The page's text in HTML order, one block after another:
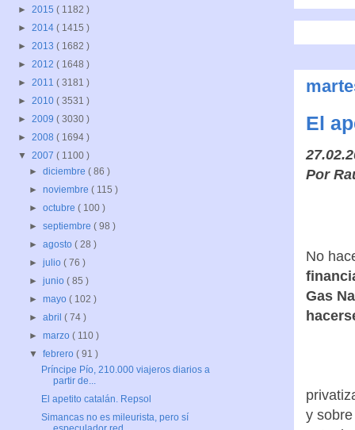
El
Por
No
Gas
y
► 2015 ( 1182 )
► 2014 ( 1415 )
► 2013 ( 1682 )
► 2012 ( 1648 )
► 2011 ( 3181 )
► 2010 ( 3531 )
► 2009 ( 3030 )
► 2008 ( 1694 )
▼ 2007 ( 1100 )
►diciembre( 86 )
►noviembre( 115 )
►octubre( 100 )
►septiembre( 98 )
►agosto( 28 )
►julio( 76 )
►junio( 85 )
►mayo( 102 )
►abril( 74 )
►marzo( 110 )
▼febrero( 91 )
Príncipe Pío, 210.000 viajeros diarios a
partir de...
El apetito catalán. Repsol
Simancas no es mileurista, pero sí